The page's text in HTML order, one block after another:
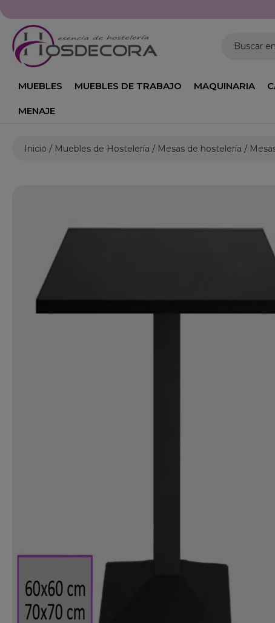
Buscar
MUEBLES MUEBLES DE TRABAJO MAQUINARIA
MENAJE
Inicio Muebles de Hostelería Mesas de hostelería